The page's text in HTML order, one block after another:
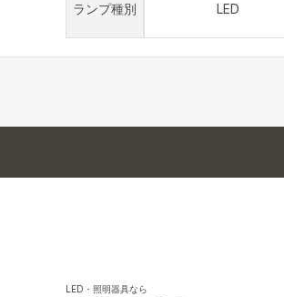
ランプ種別 LED
LED・照明器具なら